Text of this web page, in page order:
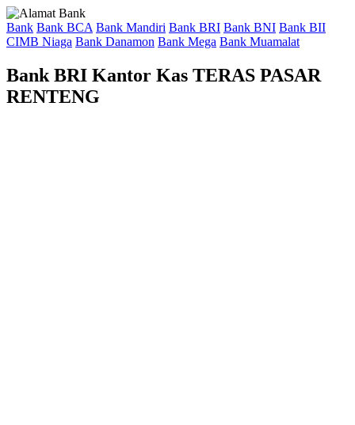
Bank Bank BCA Bank Mandiri Bank BRI Bank BNI Bank BII
CIMB Niaga Bank Danamon Bank Mega Bank Muamalat
Bank BRI Kantor Kas TERAS PASAR
RENTENG